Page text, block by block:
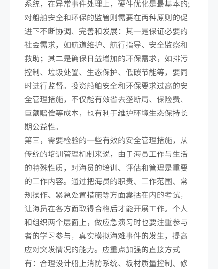
系统，在异常事件处理上，硬件优化是最基本的;
对船舶安全和环保的监管则需要在两种原则的促
进下不断协调、完善和发展：其一是保证必要的
社会需求，如航道维护、航行指导、安全监察和
救助；其二是确保日益增加的环保需求，如排污
控制、垃圾处置、生态保护、低碳节能等，要同
时进行监督。投资船舶安全和环保要求过高的安
全管理措施，不仅能有效省去垄断局、保险费、
巨额赔偿等成本，也有利于维护环境生态保持长
期公益性。
第三，需要检验的一些有效的安全管理措施，从
传统的培训管理机制来说，由于海员工作与生活
的特殊性质，对海员的培训、评估和管理是重要
的工作内容。通过把海员的职责、工作范围、常
规操作、紧急处置措施等方面囊括在内的考试，
让海员在各方面取得合格后才能开展工作。个人
和组织两个层面上，做应急演习时也要注重参与
者的学习参与，真实模拟海难事件的发生，提高
应对突发情况的能力。应重点加强的直接方式
有：合理设计船上消防系统、板材质量控制、修